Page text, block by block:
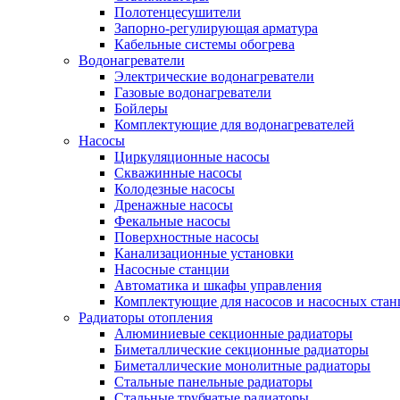
Полотенцесушители
Запорно-регулирующая арматура
Кабельные системы обогрева
Водонагреватели
Электрические водонагреватели
Газовые водонагреватели
Бойлеры
Комплектующие для водонагревателей
Насосы
Циркуляционные насосы
Скважинные насосы
Колодезные насосы
Дренажные насосы
Фекальные насосы
Поверхностные насосы
Канализационные установки
Насосные станции
Автоматика и шкафы управления
Комплектующие для насосов и насосных
Радиаторы отопления
Алюминиевые секционные радиаторы
Биметаллические секционные радиаторы
Биметаллические монолитные радиаторы
Стальные панельные радиаторы